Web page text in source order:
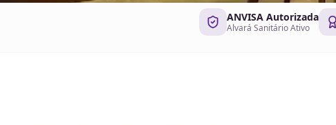
ANVISA Autorizada
Alvará Sanitário Ativo